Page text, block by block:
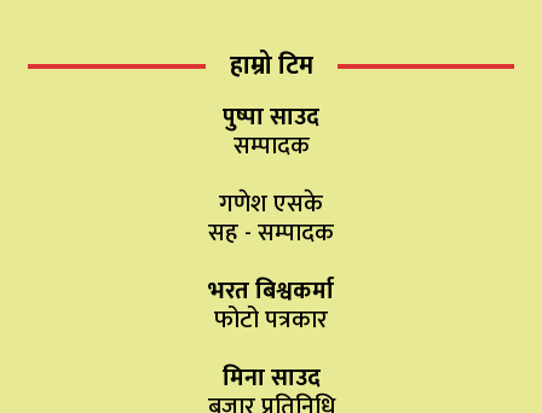
हाम्रो टिम
पुष्पा साउद
सम्पादक
गणेश एसके
सह - सम्पादक
भरत बिश्वकर्मा
फोटो पत्रकार
मिना साउद